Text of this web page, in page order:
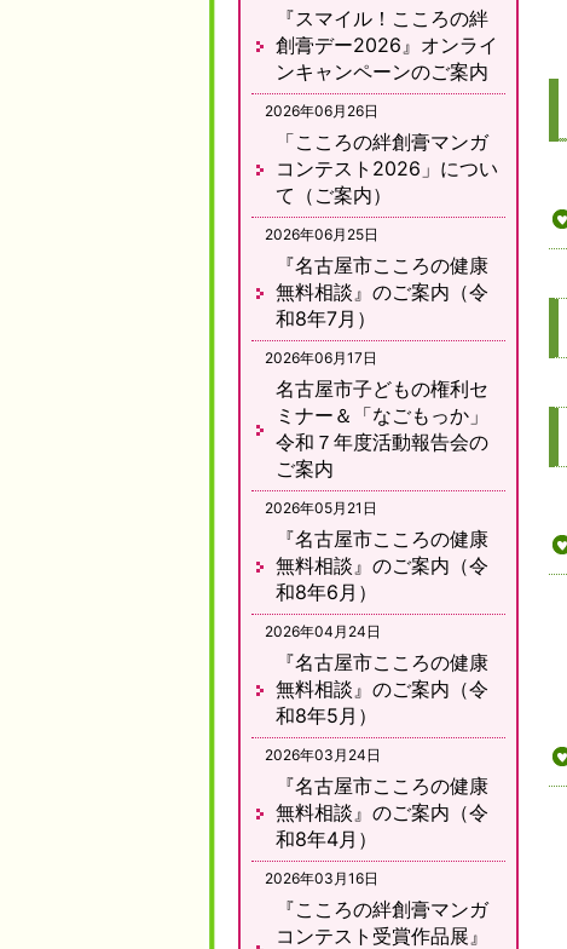
『スマイル！こころの絆
創膏デー2026』オンライ
ンキャンペーンのご案内
2026年06月26日
「こころの絆創膏マンガ
コンテスト2026」につい
て（ご案内）
2026年06月25日
『名古屋市こころの健康
無料相談』のご案内（令
和8年7月）
2026年06月17日
名古屋市子どもの権利セ
ミナー＆「なごもっか」
令和７年度活動報告会の
ご案内
2026年05月21日
『名古屋市こころの健康
無料相談』のご案内（令
和8年6月）
2026年04月24日
『名古屋市こころの健康
無料相談』のご案内（令
和8年5月）
2026年03月24日
『名古屋市こころの健康
無料相談』のご案内（令
和8年4月）
2026年03月16日
『こころの絆創膏マンガ
コンテスト受賞作品展』